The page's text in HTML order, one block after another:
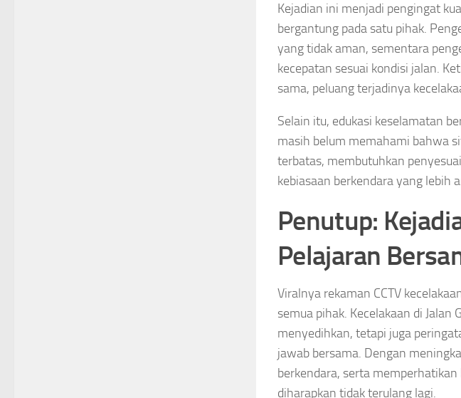
Kejadian ini menjadi pengingat
bergantung pada satu pihak.
yang tidak aman, sementara
kecepatan sesuai kondisi jalan.
sama, peluang terjadinya
Selain itu, edukasi keselamatan
masih belum memahami bahwa
terbatas, membutuhkan
kebiasaan berkendara yang lebih
Penutup:
Pelajaran
Viralnya rekaman CCTV
semua pihak. Kecelakaan di
menyedihkan, tetapi juga
jawab bersama. Dengan
berkendara, serta
diharapkan tidak terulang lagi.